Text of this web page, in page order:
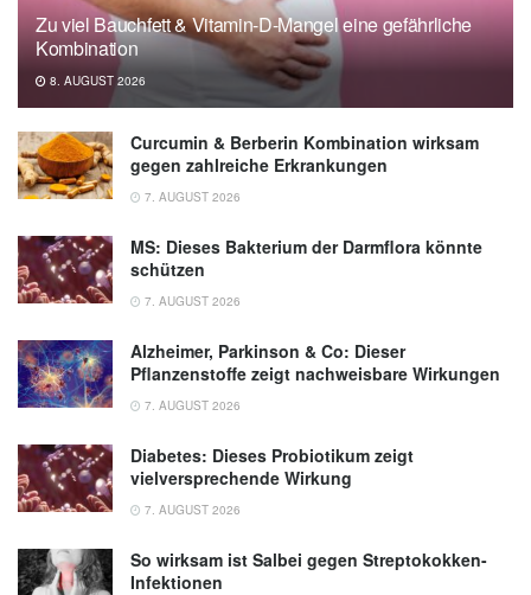
Zu viel Bauchfett & Vitamin-D-Mangel eine gefährliche
Kombination
8. AUGUST 2026
Curcumin & Berberin Kombination wirksam
gegen zahlreiche Erkrankungen
7. AUGUST 2026
MS: Dieses Bakterium der Darmflora könnte
schützen
7. AUGUST 2026
Alzheimer, Parkinson & Co: Dieser
Pflanzenstoffe zeigt nachweisbare Wirkungen
7. AUGUST 2026
Diabetes: Dieses Probiotikum zeigt
vielversprechende Wirkung
7. AUGUST 2026
So wirksam ist Salbei gegen Streptokokken-
Infektionen